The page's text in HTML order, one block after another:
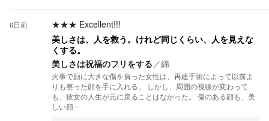
6日前 ★★★ Excellent!!!
美しさは、人を救う。けれど同じくらい、人を見えな
くする。
美しさは祝福のフリをする／綿
火事で顔に大きな傷を負った女性は、再建手術によって以前よ
りも整った顔を手に入れる。 しかし、周囲の視線が変わって
も、彼女の人生が元に戻ることはなかった。 傷のある顔も、美
しい顔…